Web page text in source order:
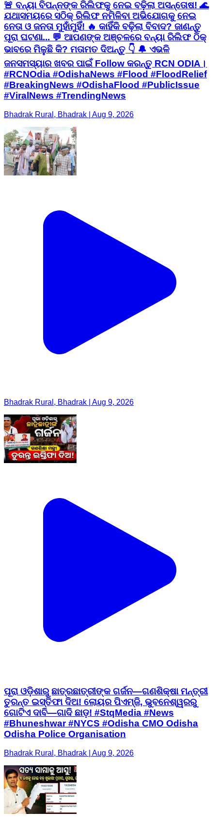
🚨 ବନ୍ୟା ବିପନ୍ନଙ୍କ ରିଲିଫକୁ ନେଇ ବଢ଼ିଲା ଅସନ୍ତୋଷ! 🌊
ଯଥାସମୟରେ ସଠିକ୍ ରିଲିଫ ନମିଳିବା ଅଭିଯୋଗକୁ ନେଇ
ନେତା ଓ ଜନତା ମୁହାଁମୁହିଁ! 🔥 କାହିଁକି ବଢ଼ିଲା ବିବାଦ? ଜାଣନ୍ତୁ
ପୂରା ଘଟଣା... 💬 ଆପଣଙ୍କ ଅଞ୍ଚଳରେ ବନ୍ୟା ରିଲିଫ ଠିକ୍
ଭାବରେ ମିଳୁଛି କି? ମତାମତ ଦିଅନ୍ତୁ 👇 🔔 ଏଭଳି
ଜନସମସ୍ୟାର ଖବର ପାଇଁ Follow କରନ୍ତୁ RCN ODIA।
#RCNOdia #OdishaNews #Flood #FloodRelief
#BreakingNews #OdishaFlood #PublicIssue
#ViralNews #TrendingNews
Bhadrak Rural, Bhadrak | Aug 9, 2026
Bhadrak Rural, Bhadrak | Aug 9, 2026
ପୂରା ଓଡ଼ିଶାରୁ ଛାତ୍ରଛାତ୍ରୀଙ୍କ ଗର୍ଜନ—ଗଣଶିକ୍ଷା ମନ୍ତ୍ରୀ
ତୁରନ୍ତ ଇସ୍ତିଫା ଦିଅ! ଲୋୟର ପିଏମ୍‌ଜି, ଭୁବନେଶ୍ୱରରୁ
ଗୋଟିଏ ଦାବି—ଗାଦି ଛାଡ଼! #StqMedia #News
#Bhuneshwar #NYCS #Odisha CMO Odisha
Odisha Police Organisation
Bhadrak Rural, Bhadrak | Aug 9, 2026